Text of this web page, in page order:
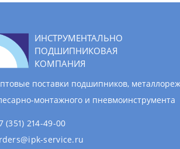
ИНСТРУМЕНТАЛЬНО
ПОДШИПНИКОВАЯ
КОМПАНИЯ
поставки подшипников,
монтажного и пневмоинструмента
(351) 214-49-00
service.ru